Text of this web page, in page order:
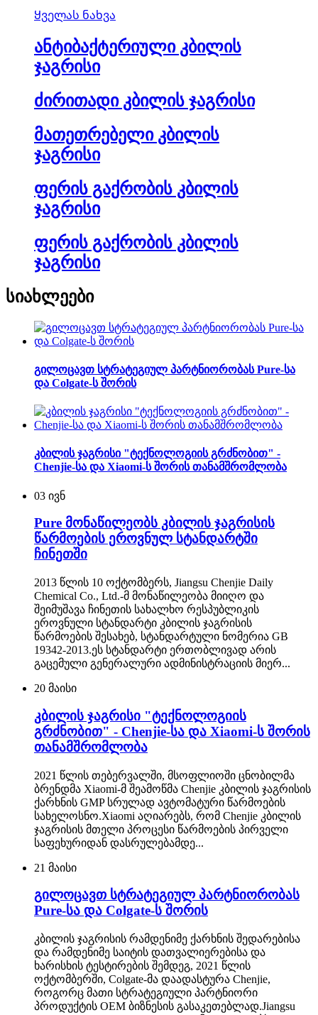
Ყველას ნახვა
ანტიბაქტერიული კბილის
ჯაგრისი
ძირითადი კბილის ჯაგრისი
მათეთრებელი კბილის
ჯაგრისი
ფერის გაქრობის კბილის
ჯაგრისი
ფერის გაქრობის კბილის
ჯაგრისი
სიახლეები
გილოცავთ სტრატეგიულ პარტნიორობას Pure-სა
და Colgate-ს შორის
კბილის ჯაგრისი "ტექნოლოგიის გრძნობით" -
Chenjie-სა და Xiaomi-ს შორის თანამშრომლობა
03 ივნ
Pure მონაწილეობს კბილის ჯაგრისის
წარმოების ეროვნულ სტანდარტში
ჩინეთში
2013 წლის 10 ოქტომბერს, Jiangsu Chenjie Daily
Chemical Co., Ltd.-მ მონაწილეობა მიიღო და
შეიმუშავა ჩინეთის სახალხო რესპუბლიკის
ეროვნული სტანდარტი კბილის ჯაგრისის
წარმოების შესახებ, სტანდარტული ნომერია GB
19342-2013.ეს სტანდარტი ერთობლივად არის
გაცემული გენერალური ადმინისტრაციის მიერ...
20 მაისი
კბილის ჯაგრისი "ტექნოლოგიის
გრძნობით" - Chenjie-სა და Xiaomi-ს შორის
თანამშრომლობა
2021 წლის თებერვალში, მსოფლიოში ცნობილმა
ბრენდმა Xiaomi-მ შეამოწმა Chenjie კბილის ჯაგრისის
ქარხნის GMP სრულად ავტომატური წარმოების
სახელოსნო.Xiaomi აღიარებს, რომ Chenjie კბილის
ჯაგრისის მთელი პროცესი წარმოების პირველი
საფეხურიდან დასრულებამდე...
21 მაისი
გილოცავთ სტრატეგიულ პარტნიორობას
Pure-სა და Colgate-ს შორის
კბილის ჯაგრისის რამდენიმე ქარხნის შედარებისა
და რამდენიმე საიტის დათვალიერებისა და
ხარისხის ტესტირების შემდეგ, 2021 წლის
ოქტომბერში, Colgate-მა დაადასტურა Chenjie,
როგორც მათი სტრატეგიული პარტნიორი
პროდუქტის OEM ბიზნესის გასაკეთებლად.Jiangsu